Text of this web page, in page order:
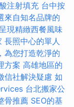
注射填充 台中按
來自知名品牌的
現精緻西餐風味
長照中心的單人
為您打造乾淨的
方案 高雄地區的
信社解決疑慮 如
台北搬家公
骨推薦 SEO的基